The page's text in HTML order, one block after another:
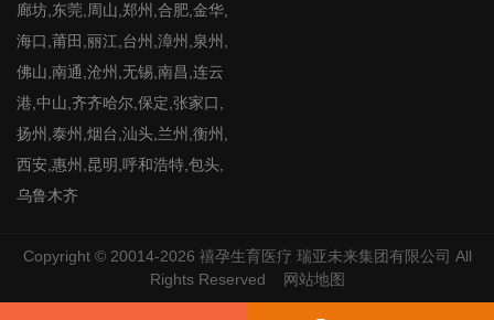
廊坊,东莞,周山,郑州,合肥,金华,
海口,莆田,丽江,台州,漳州,泉州,
佛山,南通,沧州,无锡,南昌,连云
港,中山,齐齐哈尔,保定,张家口,
扬州,泰州,烟台,汕头,兰州,衡州,
西安,惠州,昆明,呼和浩特,包头,
乌鲁木齐
Copyright © 20014-2026 禧孕生育医疗 瑞亚未来集团有限公司 All
Rights Reserved
网站地图